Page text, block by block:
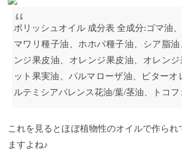
ポリッシュオイル 成分表 全成分:ゴマ油
マワリ種子油、ホホバ種子油、シア脂
ンジ果皮油、オレンジ果皮油、オレン
ット果実油、パルマローザ油、ビターオ
ルテミシアパレンス花油/葉/茎油、トコ
これを見るとほぼ植物性のオイルで作られ
ますよね♪